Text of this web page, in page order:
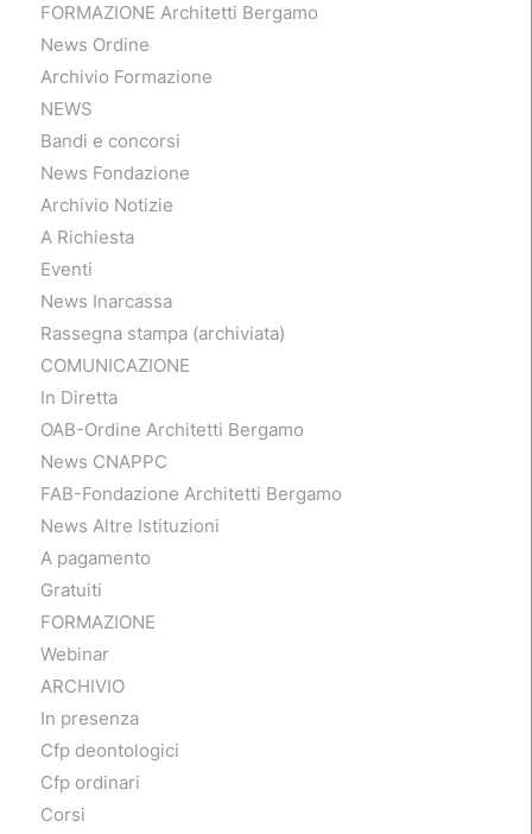
FORMAZIONE Architetti Bergamo
News Ordine
Archivio Formazione
NEWS
Bandi e concorsi
News Fondazione
Archivio Notizie
A Richiesta
Eventi
News Inarcassa
Rassegna stampa (archiviata)
COMUNICAZIONE
In Diretta
OAB-Ordine Architetti Bergamo
News CNAPPC
FAB-Fondazione Architetti Bergamo
News Altre Istituzioni
A pagamento
Gratuiti
FORMAZIONE
Webinar
ARCHIVIO
In presenza
Cfp deontologici
Cfp ordinari
Corsi